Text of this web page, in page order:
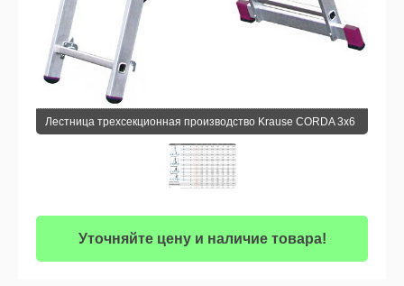
Лестница трехсекционная производство Krause CORDA 3х6
Уточняйте цену и наличие товара!